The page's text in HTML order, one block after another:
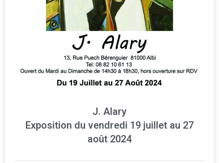
J. Alary
Exposition du vendredi 19 juillet au 27
août 2024